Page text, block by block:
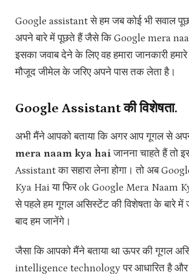
Google assistant से हम जब कोई भी सवाल
अपने बारे में पूछते हैं जैसे कि Google mera
इसका जवाब देने के लिए वह हमारा जानकारी
मौजूद जीमेल के जरिए अपने पास तक लेता है।
Google Assistant की विशेषता.
अभी मैंने आपको बताया कि अगर आप गूगल से
mera naam kya haiजानना चाहते हैं तो
Assistant का सहारा लेना होगा। तो अब
Kya Hai या फिर ok Google Mera Naam
से पहले हम गूगल असिस्टेंट की विशेषता के बारे
बाद हम जानेंगे।
जैसा कि आपको मैंने बताया था ऊपर की गूगल
intelligence technology पर आधारित है